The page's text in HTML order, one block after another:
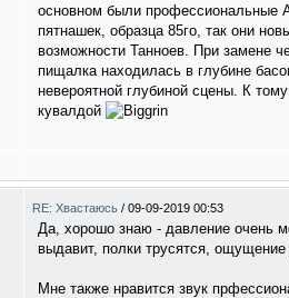
основном были профессиональные
пятнашек, образца 85го, так они
возможности Танноев. При замене
пищалка находилась в глубине
невероятной глубиной сцены. К
кувалдой
RE: Хвастаюсь / 09-09-2019 00:53
Да, хорошо знаю - давление очень
выдавит, полки трусятся, ощущение
Мне также нравится звук